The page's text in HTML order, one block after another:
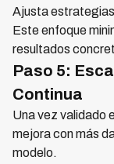
Ajusta
Este enfoque
resultados
Paso 5:
Continua
Una vez validado
mejora con más
modelo.